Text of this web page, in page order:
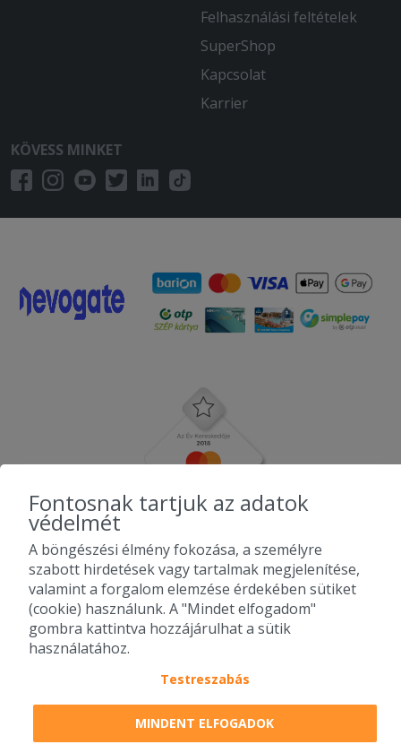
Felhasználási feltételek
SuperShop
Kapcsolat
Karrier
KÖVESS MINKET
2010-2026 Copyright - Falatozz.hu - Diston-line Kft.
Pizza, gyros, hamburger, menük kedvező áron, egy helyen az összes
étterem ajánlata.
Fontosnak tartjuk az adatok
védelmét
A böngészési élmény fokozása, a személyre
szabott hirdetések vagy tartalmak megjelenítése,
valamint a forgalom elemzése érdekében sütiket
(cookie) használunk. A "Mindet elfogadom"
gombra kattintva hozzájárulhat a sütik
használatához.
Testreszabás
MINDENT ELFOGADOK